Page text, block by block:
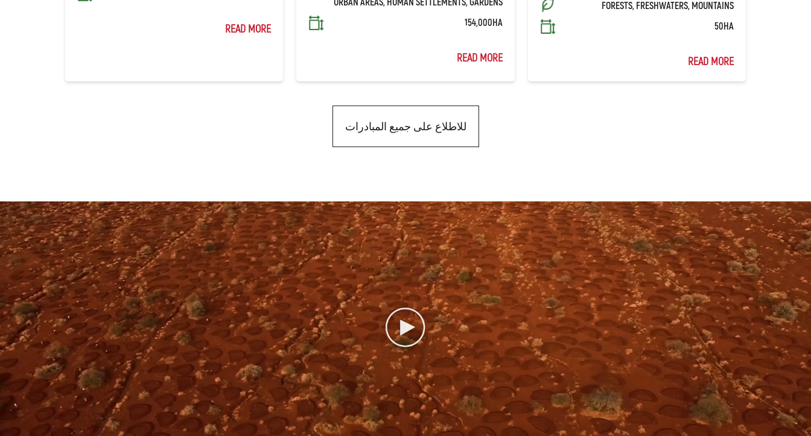
FORESTS, FRESHWATERS, MOUNTAINS
50HA
READ MORE
154,000HA
READ MORE
READ MORE
للاطلاع على جميع المبادرات